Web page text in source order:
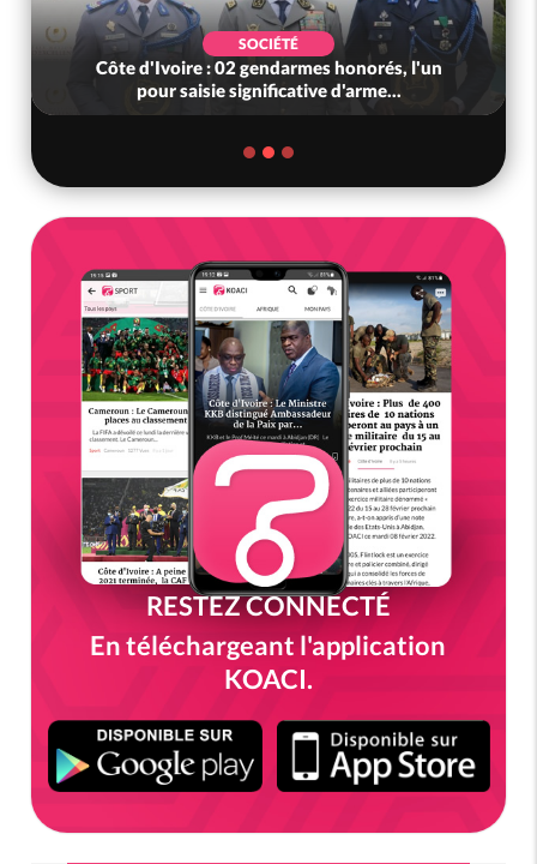
SOCIÉTÉ
Côte d'Ivoire : 02 gendarmes honorés, l'un
pour saisie significative d'arme...
RESTEZ CONNECTÉ
En téléchargeant l'application
KOACI.